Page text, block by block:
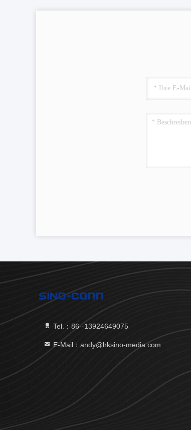
Tel.：86--13924649075
E-Mail：andy@hksino-media.com